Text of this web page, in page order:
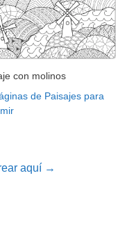
con molinos
de Paisajes para
aquí →